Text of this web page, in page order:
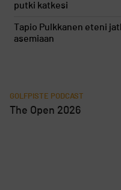
putki katkesi
Tapio Pulkkanen eteni
asemiaan
GOLFPISTE PODCAST
The Open 2026